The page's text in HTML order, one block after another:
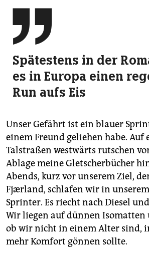

Spätestens in der
es in Europa einen
Run aufs Eis
Unser Gefährt ist ein blauer
einem Freund geliehen habe. Auf
Talstraßen westwärts rutschen
Ablage meine Gletscherbücher
Abends, kurz vor unserem Ziel,
Fjærland, schlafen wir in
Sprinter. Es riecht nach Diesel
Wir liegen auf dünnen Isomatten
ob wir nicht in einem Alter sind,
mehr Komfort gönnen sollte.